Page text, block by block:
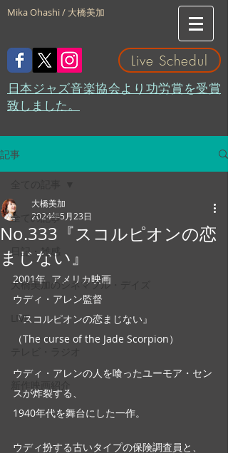
Mika Ohashi / 大橋美加
Live Schedul
​日本ジャズ音楽協会より功労賞を受賞
致しました。
記事
全ての記事
日記・雑感
大橋美加のシネマフル・デイズ
LIVE
新作映画紹介
No.333『スコルピオンの恋
まじない』
大橋美加
2024年5月23日
2001年  アメリカ映画
ウディ・アレン監督
『スコルピオンの恋まじない』
（The curse of the Jade Scorpion）
ウディ・アレンの人を喰ったユーモア・セン
スが炸裂する、
1940年代を舞台にした一作。
ウディ扮する古いタイプの保険調査員と、